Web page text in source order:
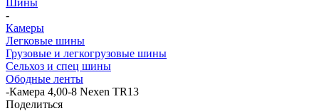
-
Камеры
Легковые шины
Грузовые и легкогрузовые шины
Сельхоз и спец шины
Ободные ленты
-Камера 4,00-8 Nexen TR13
Поделиться